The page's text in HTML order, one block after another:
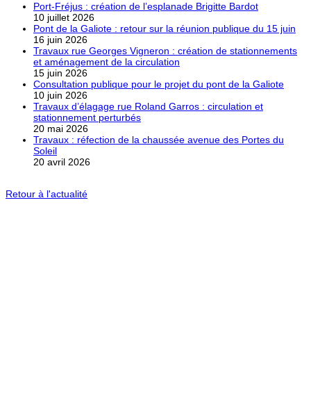
Port-Fréjus : création de l’esplanade Brigitte Bardot
10 juillet 2026
Pont de la Galiote : retour sur la réunion publique du 15 juin
16 juin 2026
Travaux rue Georges Vigneron : création de stationnements
et aménagement de la circulation
15 juin 2026
Consultation publique pour le projet du pont de la Galiote
10 juin 2026
Travaux d’élagage rue Roland Garros : circulation et
stationnement perturbés
20 mai 2026
Travaux : réfection de la chaussée avenue des Portes du
Soleil
20 avril 2026
Retour à l'actualité